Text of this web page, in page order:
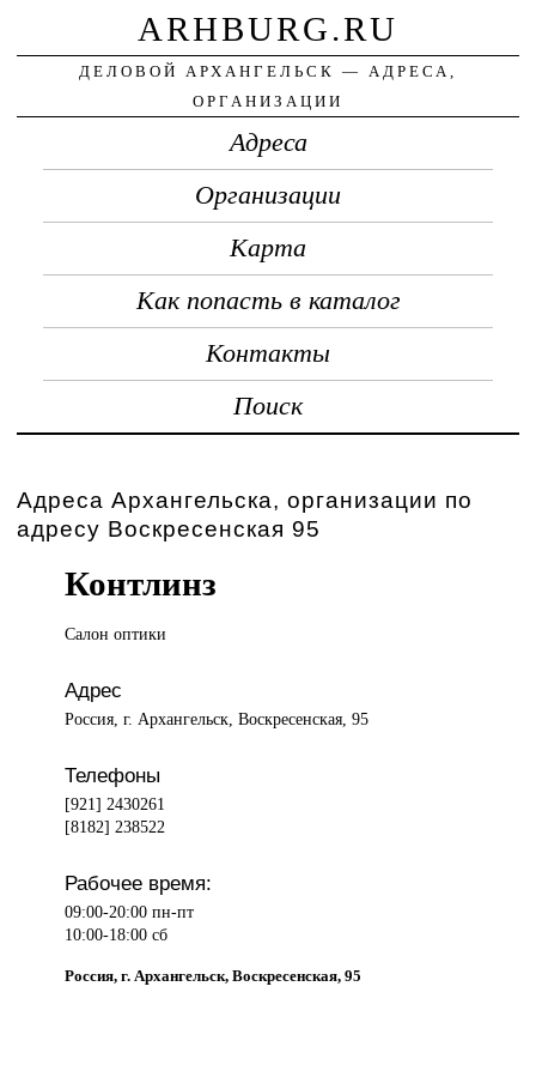
ARHBURG.RU
ДЕЛОВОЙ АРХАНГЕЛЬСК — АДРЕСА,
ОРГАНИЗАЦИИ
Адреса
Организации
Карта
Как попасть в каталог
Контакты
Поиск
Адреса Архангельска, организации по
адресу Воскресенская 95
Контлинз
Салон оптики
Адрес
Россия, г. Архангельск, Воскресенская, 95
Телефоны
[921] 2430261
[8182] 238522
Рабочее время:
09:00-20:00 пн-пт
10:00-18:00 сб
Россия, г. Архангельск, Воскресенская, 95